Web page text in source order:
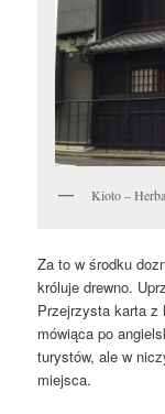
Kioto –
Za to w środku
króluje drewno.
Przejrzysta karta z
mówiąca po
turystów, ale w
miejsca.